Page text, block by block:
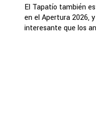
El Tapatío también
en el Apertura 2026,
interesante que los